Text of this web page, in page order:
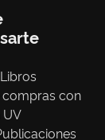
compras con